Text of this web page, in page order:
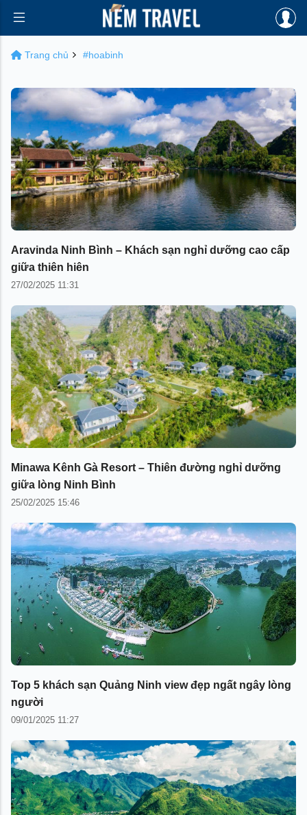
Trang chủ #hoabinh
Aravinda Ninh Bình – Khách sạn nghỉ dưỡng cao cấp
giữa thiên hiên
27/02/2025 11:31
Minawa Kênh Gà Resort – Thiên đường nghỉ dưỡng
giữa lòng Ninh Bình
25/02/2025 15:46
Top 5 khách sạn Quảng Ninh view đẹp ngất ngây lòng
người
09/01/2025 11:27